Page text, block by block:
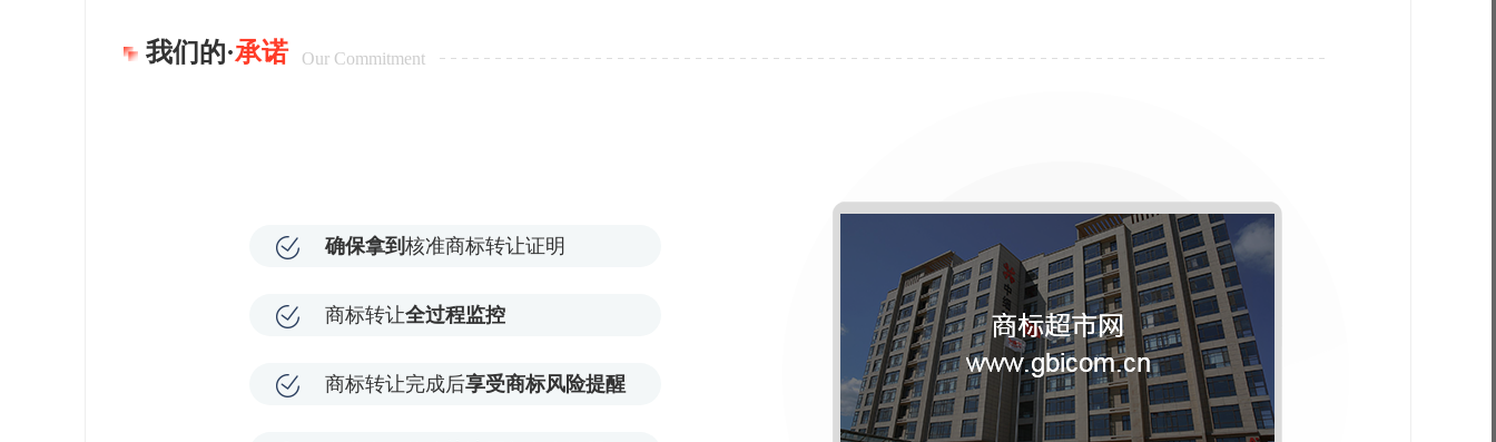
我们的·承诺 Our Commitment
确保拿到 核准商标转让证明
商标转让全过程监控
商标转让完成后享受商标风险提醒